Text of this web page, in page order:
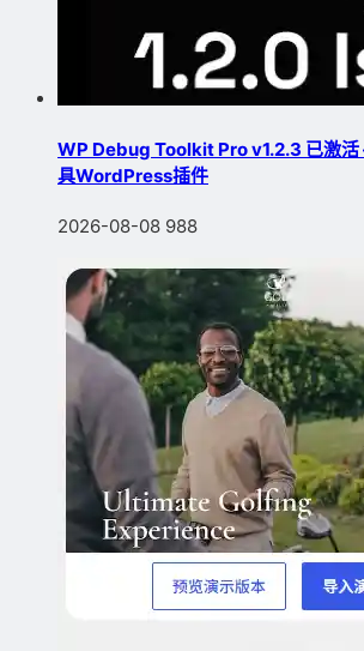
WP Debug Toolkit Pro v1.2.3 已激
具WordPress插件
2026-08-08 988